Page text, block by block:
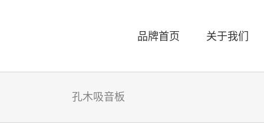
品牌首页 关于我们
孔木吸音板